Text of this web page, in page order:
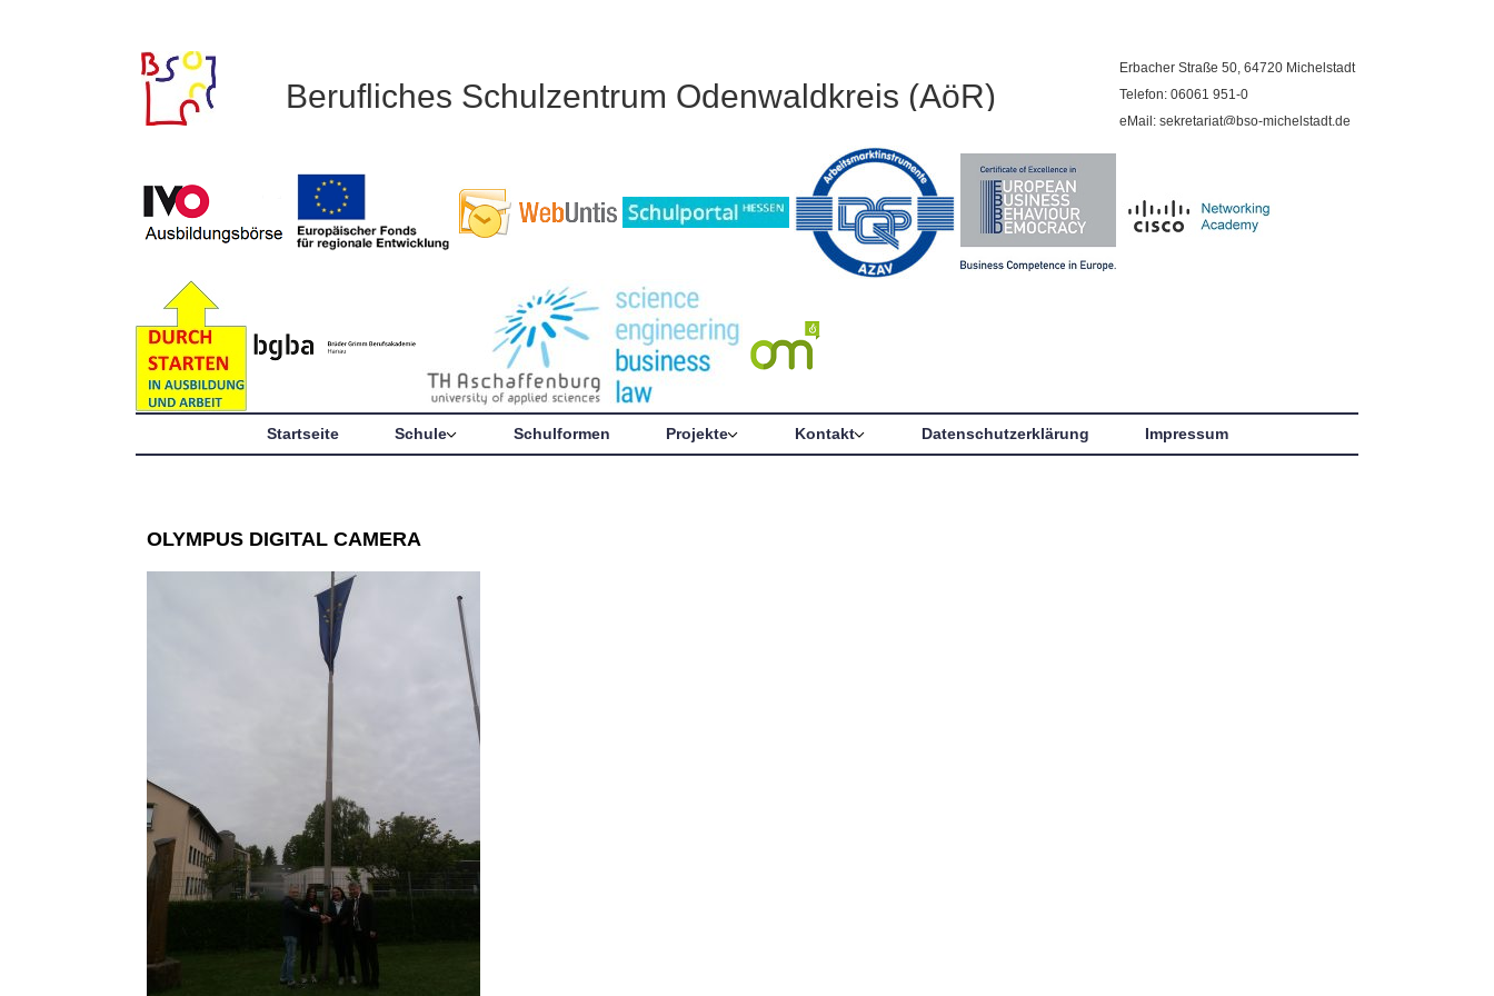
Berufliches Schulzentrum Odenwaldkreis (AöR)
Erbacher Straße 50, 64720 Michelstadt
Telefon: 06061 951-0
eMail: sekretariat@bso-michelstadt.de
Startseite Schule Schulformen Projekte Kontakt Datenschutzerklärung Impressum
OLYMPUS DIGITAL CAMERA